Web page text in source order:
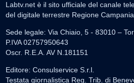
Labtv.net è il sito ufficiale del canale
del digitale terrestre Regione Campania
Sede legale: Via Chiaio, 5 - 83010 –
P.IVA 02757950643
Oscr. R.E.A. AV N.181151
Editore: Consulservice S.r.l.
Testata giornalistica Reg. Trib. di